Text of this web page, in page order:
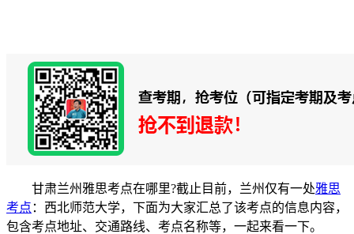
甘肃兰州雅思考点在哪里?截止目前，兰州仅有一处雅思
考点 ：西北师范大学，下面为大家汇总了该考点的信息内容，
包含考点地址、交通路线、考点名称等，一起来看一下。